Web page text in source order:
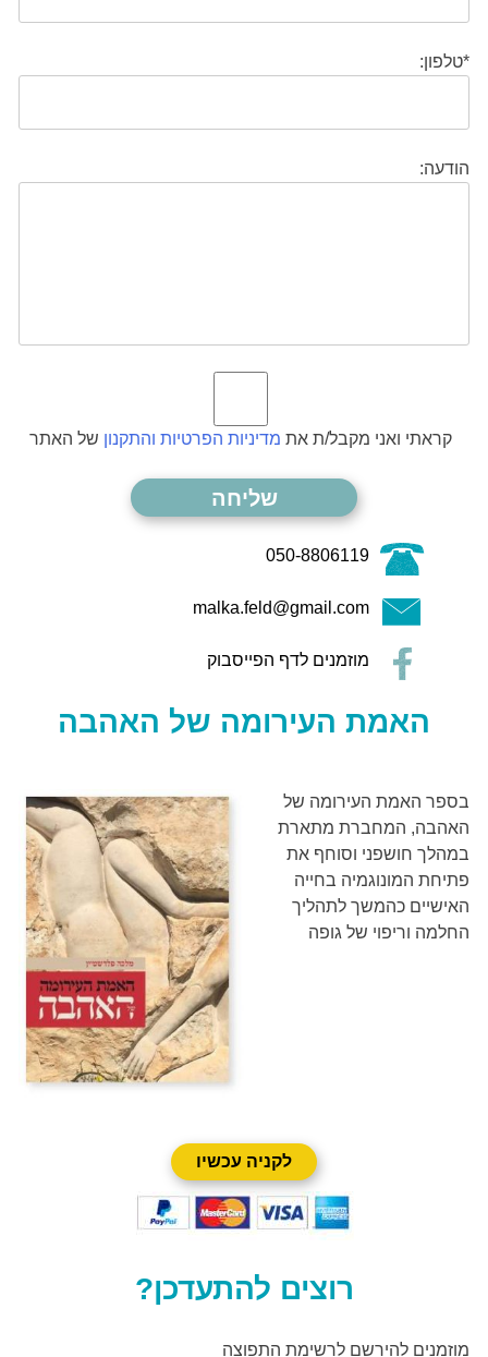
*טלפון:
הודעה:
קראתי ואני מקבל/ת את מדיניות הפרטיות והתקנון של האתר
050-8806119
malka.feld@gmail.com
מוזמנים לדף הפייסבוק
האמת העירומה של האהבה
בספר האמת העירומה של
האהבה, המחברת מתארת
במהלך חושפני וסוחף את
פתיחת המונוגמיה בחייה
האישיים כהמשך לתהליך
החלמה וריפוי של גופה
לקניה עכשיו
רוצים להתעדכן?
מוזמנים להירשם לרשימת התפוצה